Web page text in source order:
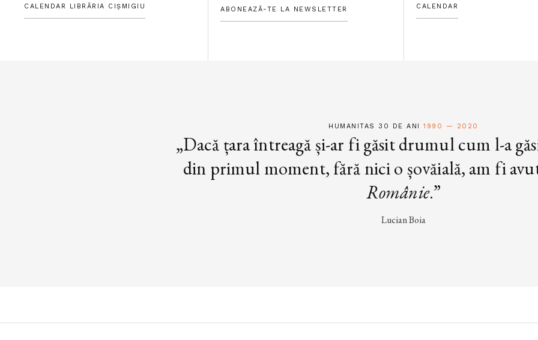
CALENDAR
CALENDAR LIBRĂRIA CIȘMIGIU ABONEAZĂ-TE LA NEWSLETTER
HUMANITAS 30 DE ANI1990 — 2020
„Dacă țara întreagă și-ar fi găsit drumul cum l-a
din primul moment, fără nici o șovăială, am fi
Românie.”
Lucian Boia